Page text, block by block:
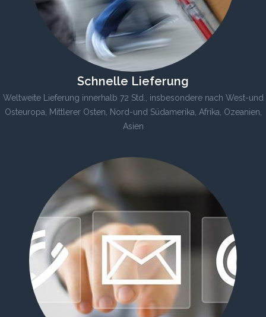
Schnelle Lieferung
Weltweite Lieferung innerhalb 72 Std., insbesondere nach West-und
Osteuropa, Mittlerer Osten, Nord-und Südamerika, Afrika, Ozeanien,
Asien